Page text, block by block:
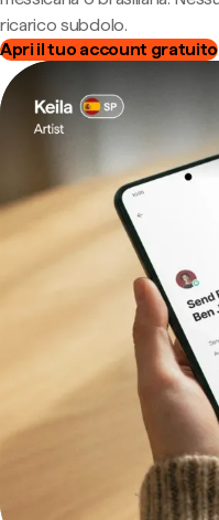
ricarico subdolo.
Apri il tuo account gratuito